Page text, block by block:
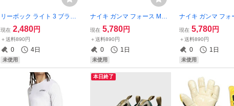
リーボック ライト 3 ブラッ
ク/ゴールド 黒 23.5cm Reeb
ok LITE 3.0 レディース ラン
ニング 軽量 スニーカー
現在 2,480円
＋送料890円
0 4日
未使用
ナイキ ガンマ フォース MEN
S:25.5cm ホワイト/メタリッ
クシルバー 白 銀色 WMNS G
AMMA FORCE スニーカー
現在 5,780円
＋送料890円
0 1日
未使用
ナイキ ガンマ フォ
S:25cm ホワイト/
シルバー 白 銀色
MMA FORCE スニ
現在 5,780円
＋送料890円
0 1日
未使用
本日終了